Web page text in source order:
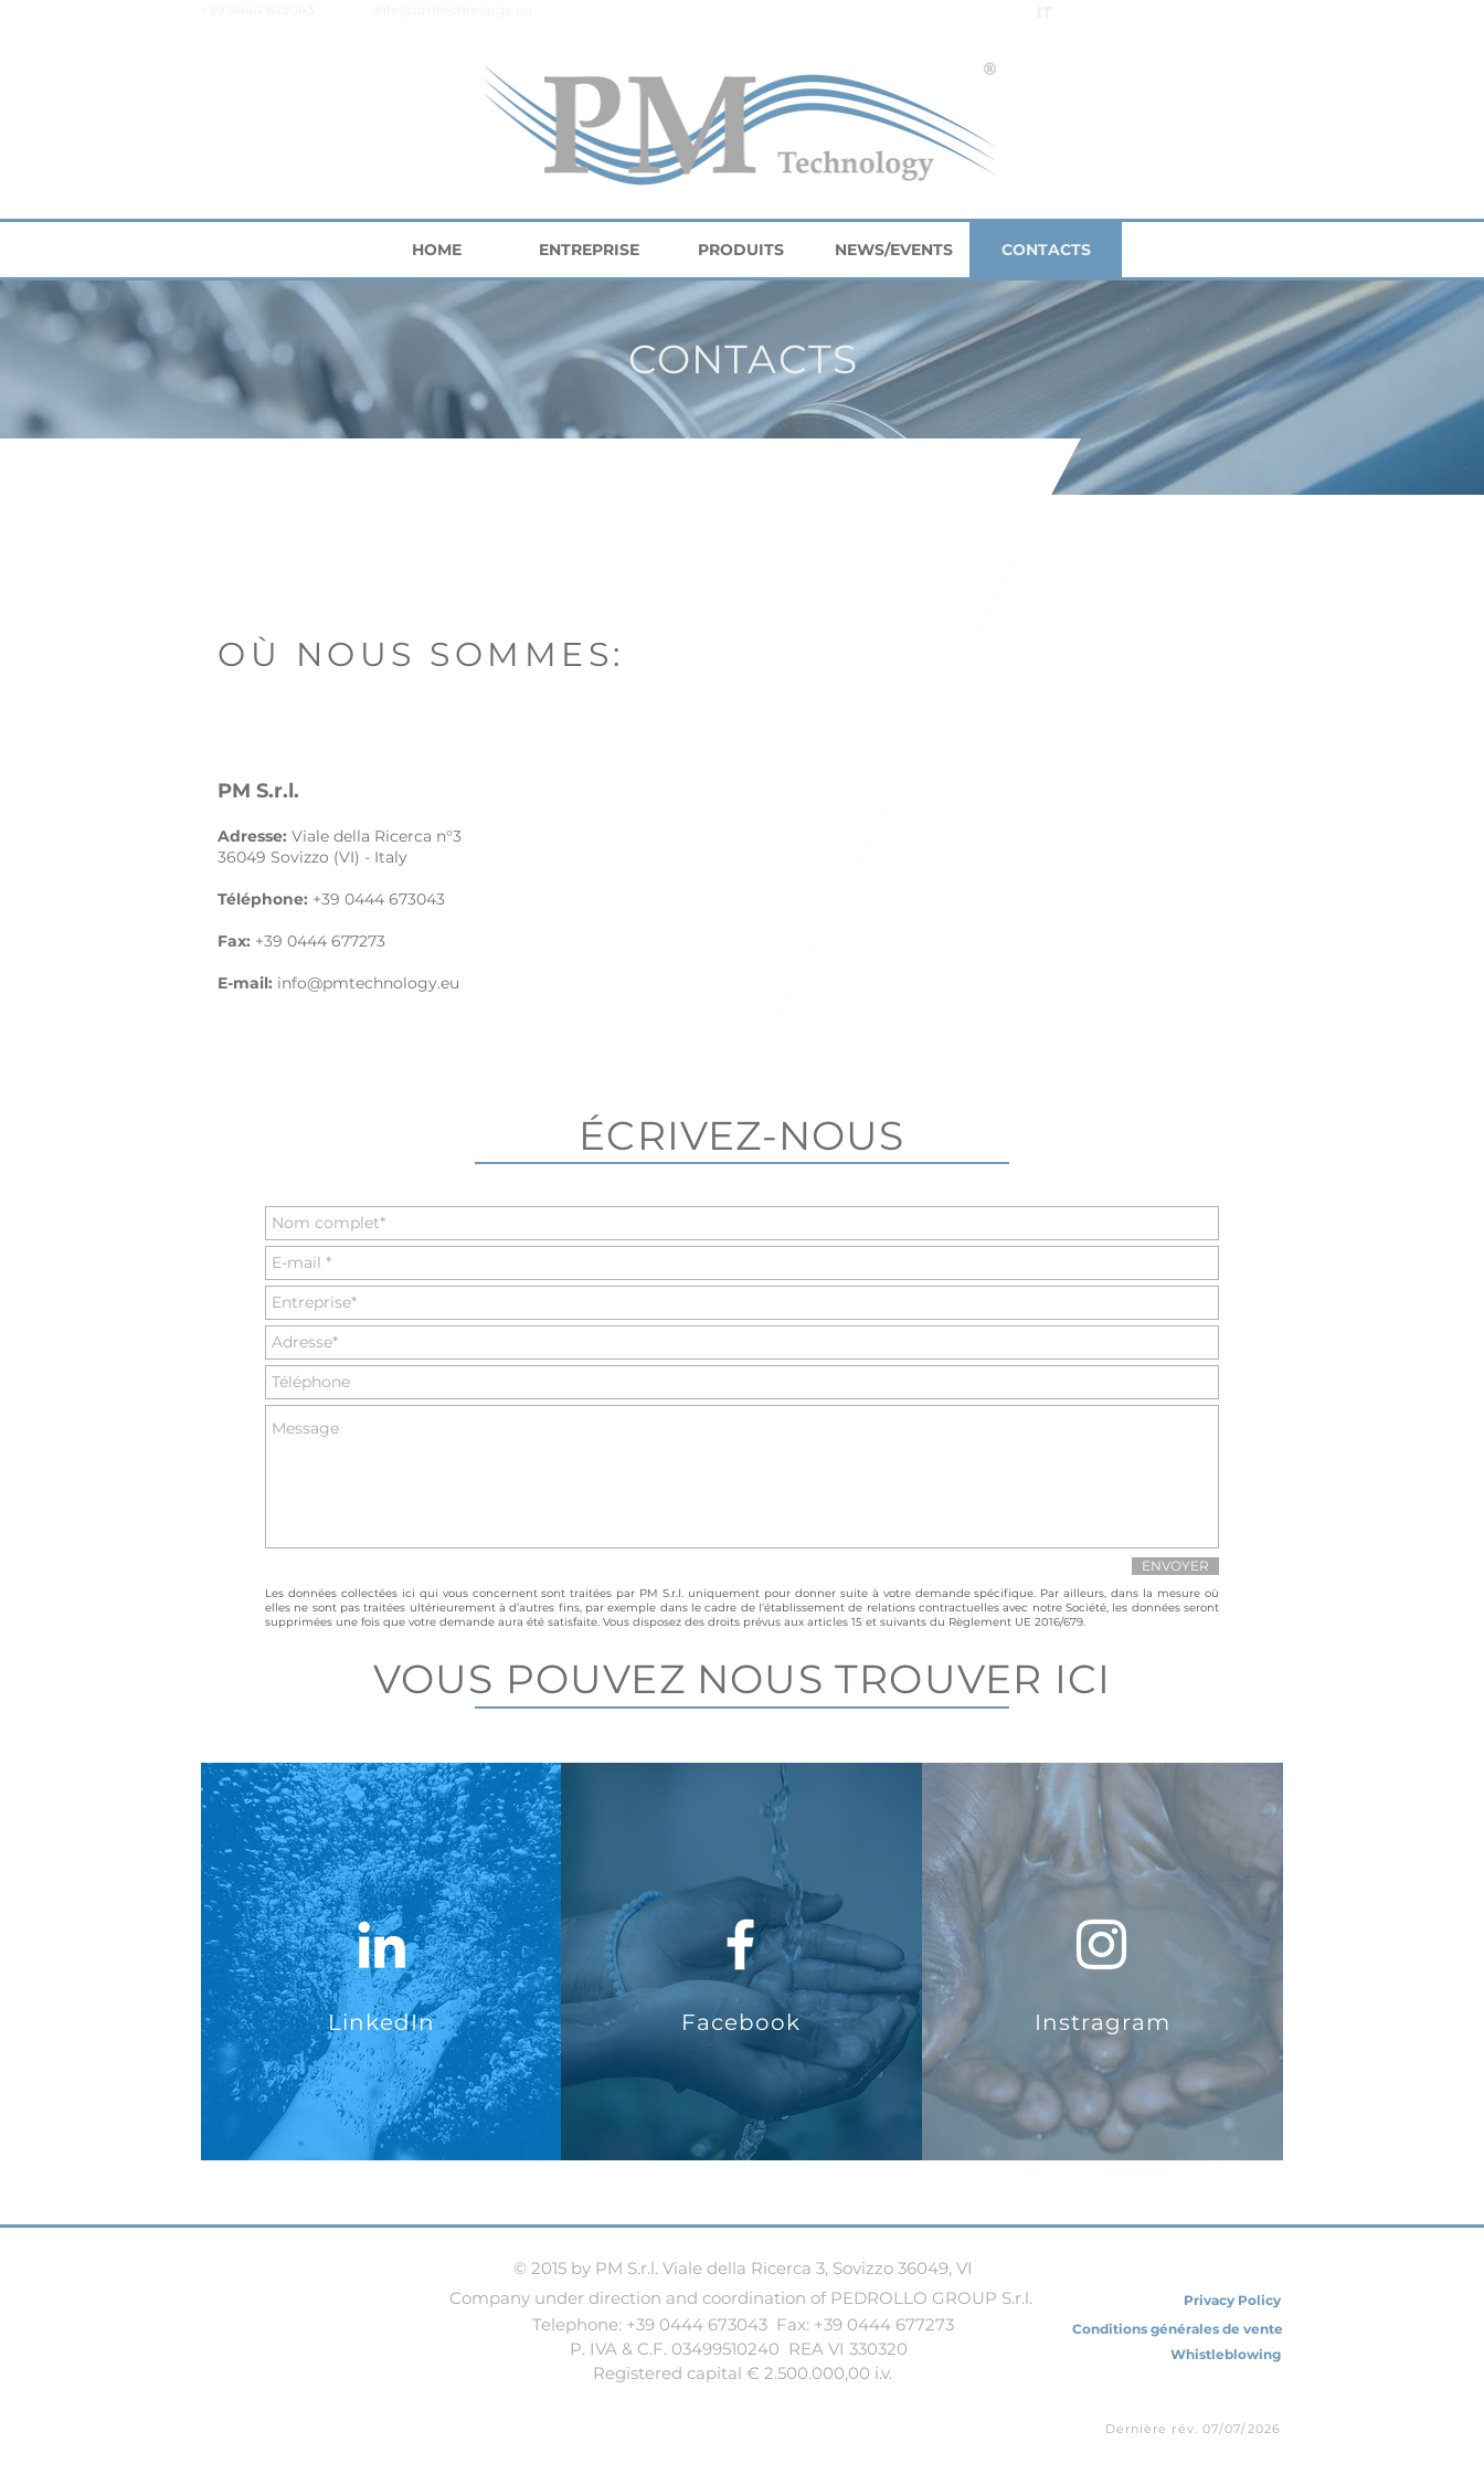
CONTACTS
PM S.r.l.
Adresse: Viale della Ricerca n°3
36049 Sovizzo (VI) - Italy
Téléphone: +39 0444 673043
Fax: +39 0444 677273
E-mail: info@pmtechnology.eu
OÙ NOUS SOMMES:
ÉCRIVEZ-NOUS
ENVOYER
Les données collectées ici qui vous concernent sont traitées par PM S.r.l. uniquement pour donner suite à votre demande spécifique. Par ailleurs, dans la mesure où
elles ne sont pas traitées ultérieurement à d’autres fins, par exemple dans le cadre de l’établissement de relations contractuelles avec notre Société, les données seront
supprimées une fois que votre demande aura été satisfaite. Vous disposez des droits prévus aux articles 15 et suivants du Règlement UE 2016/679.
VOUS POUVEZ NOUS TROUVER ICI
LinkedIn Facebook Instragram
HOME ENTREPRISE PRODUITS NEWS/EVENTS CONTACTS
© 2015 by PM S.r.l. Viale della Ricerca 3, Sovizzo 36049, VI
Company under direction and coordination of PEDROLLO GROUP S.r.l.
Telephone: +39 0444 673043 Fax: +39 0444 677273
​P. IVA & C.F. 03499510240 REA VI 330320
Registered capital € 2.500.000,00 i.v.
Privacy Policy
Conditions générales de vente
Whistleblowing
Dernière rév. 07/07/2026